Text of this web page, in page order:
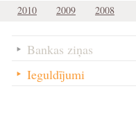
2010 2009 2008
Bankas ziņas
Ieguldījumi